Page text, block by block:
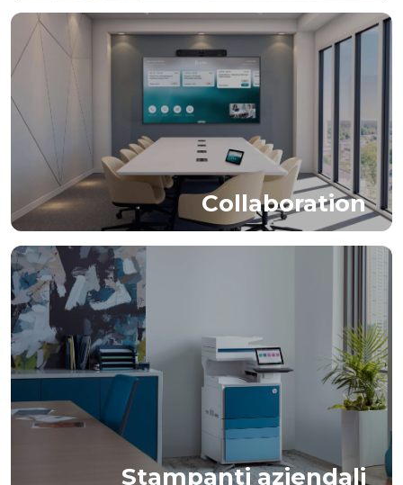
Collaboration
Stampanti aziendali